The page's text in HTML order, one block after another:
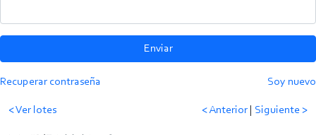
Enviar
Recuperar contraseña Soy nuevo
< Ver lotes < Anterior Siguiente >